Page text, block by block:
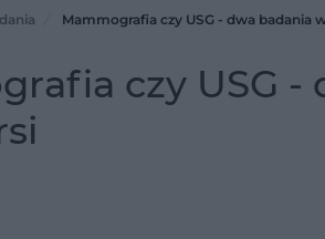
Mammografia czy USG - dwa badania
czy USG